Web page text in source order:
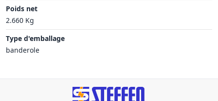
Poids net
2.660 Kg
Type d'emballage
banderole